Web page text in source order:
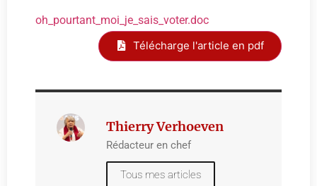
oh_pourtant_moi_je_sais_voter.doc
Télécharge l'article en pdf
Thierry Verhoeven
Rédacteur en chef
Tous mes articles